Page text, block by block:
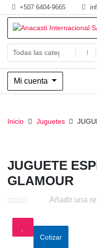
Saltar
al
contenido
+507 6404-9665
Anacasti
Ventas de productos al por
navidad, religioso y adornos
Mi cuenta
Inicio Juguetes
JUGUETE
GLAMOUR
Añadir una
Cotizar